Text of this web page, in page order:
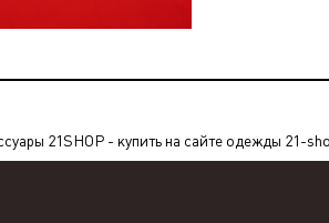
21SHOP - купить на сайте одежды 21-